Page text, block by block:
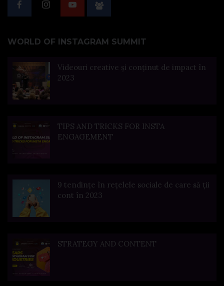
WORLD OF INSTAGRAM SUMMIT
Videouri creative și conținut de impact în
2023
TIPS AND TRICKS FOR INSTA
ENGAGEMENT
9 tendințe în rețelele sociale de care să ții
cont în 2023
STRATEGY AND CONTENT